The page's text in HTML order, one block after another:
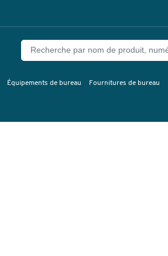
Équipements de bureau Fournitures de bureau